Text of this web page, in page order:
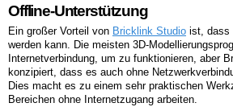
Offline-Unterstützung
Ein großer Vorteil von Bricklink Studio ist, dass
werden kann. Die meisten 3D-
Internetverbindung, um zu funktionieren, aber
konzipiert, dass es auch ohne
Dies macht es zu einem sehr praktischen
Bereichen ohne Internetzugang arbeiten.